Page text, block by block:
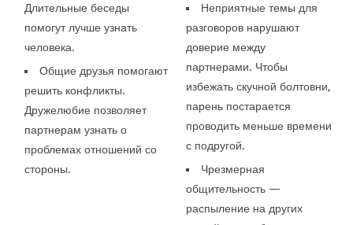
Длительные беседы
помогут лучше узнать
человека.
Общие друзья помогают
решить конфликты.
Дружелюбие позволяет
партнерам узнать о
проблемах отношений со
стороны.
Неприятные темы для
разговоров нарушают
доверие между
партнерами. Чтобы
избежать скучной болтовни,
парень постарается
проводить меньше времени
с подругой.
Чрезмерная
общительность —
распыление на других